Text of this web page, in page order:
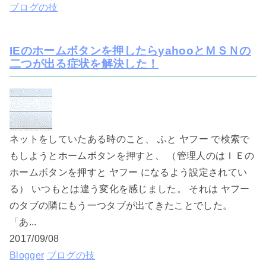
ブログの技
IEのホームボタンを押したらyahooとＭＳＮの
二つが出る症状を解決した！
ネットをしていたある時のこと、 ふと ヤフー で検索で
もしようとホームボタンを押すと、 （管理人のはＩＥの
ホームボタンを押すと ヤフー になるよう設定されてい
る） いつもとは違う変化を感じました。 それは ヤフー
のタブの隣にもう一つタブが出てきたことでした。
「あ...
2017/09/08
Blogger ブログの技